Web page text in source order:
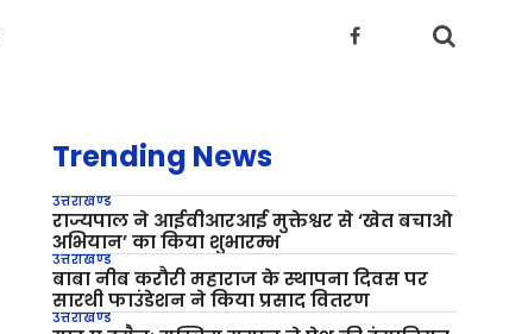
Trending News
उत्तराखण्ड
राज्यपाल ने आईवीआरआई मुक्तेश्वर से ‘खेत बचाओ
अभियान’ का किया शुभारम्भ
उत्तराखण्ड
बाबा नीब करौरी महाराज के स्थापना दिवस पर
सारथी फाउंडेशन ने किया प्रसाद वितरण
उत्तराखण्ड